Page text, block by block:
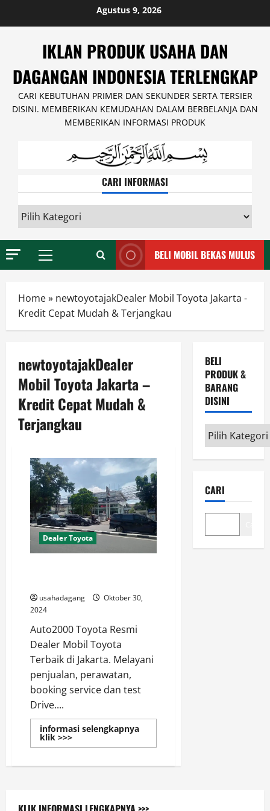
Agustus 9, 2026
IKLAN PRODUK USAHA DAN
DAGANGAN INDONESIA TERLENGKAP
CARI KEBUTUHAN PRIMER DAN SEKUNDER SERTA TERSIER
DISINI. MEMBERIKAN KEMUDAHAN DALAM BERBELANJA DAN
MEMBERIKAN INFORMASI PRODUK
CARI INFORMASI
INFORMASI
Primary
BELI MOBIL BEKAS MULUS
Home» newtoyotajakDealer Mobil Toyota Jakarta -
Kredit Cepat Mudah & Terjangkau
newtoyotajakDealer
Mobil Toyota Jakarta –
Kredit Cepat Mudah &
Terjangkau
Dealer Toyota
usahadagang
Oktober 30,
2024
Auto2000 Toyota Resmi
Dealer Mobil Toyota
Terbaik di Jakarta. Melayani
penjualan, perawatan,
booking service dan test
Drive....
informasi selengkapnya
klik >>>Read
more
dan
Jakarta
BELI
PRODUK &
BARANG
DISINI
Beli
Produk
&
disini
CARI